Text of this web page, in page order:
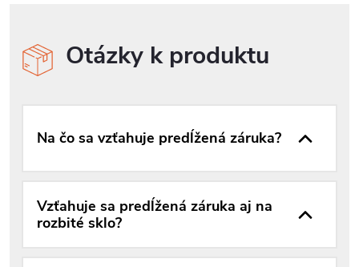
Otázky k produktu
Na čo sa vzťahuje predĺžená záruka?
Vzťahuje sa predĺžená záruka aj na
rozbité sklo?